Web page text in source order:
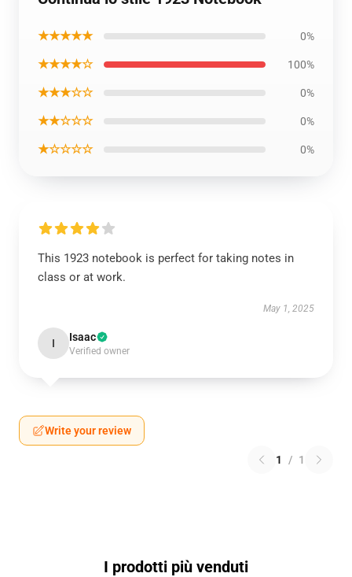
★★★★★ 0%
★★★★☆ 100%
★★★☆☆ 0%
★★☆☆☆ 0%
★☆☆☆☆ 0%
This 1923 notebook is perfect for taking notes in
class or at work.
May 1, 2025
I Isaac
Verified owner
Write your review
1 / 1
I prodotti più venduti